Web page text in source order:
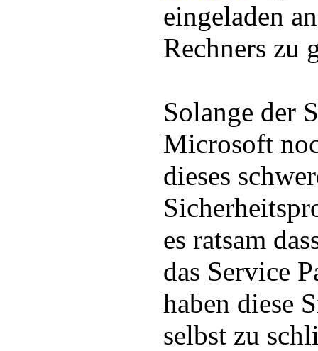
eingeladen
Rechners zu
Solange der
Microsoft
dieses
es ratsam
das Service
haben diese
selbst zu